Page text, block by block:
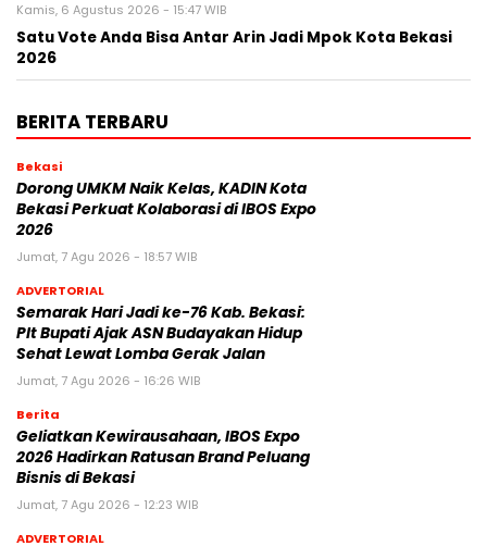
Kamis, 6 Agustus 2026 - 15:47 WIB
Satu Vote Anda Bisa Antar Arin Jadi Mpok Kota Bekasi
2026
BERITA TERBARU
Bekasi
Dorong UMKM Naik Kelas, KADIN Kota
Bekasi Perkuat Kolaborasi di IBOS Expo
2026
Jumat, 7 Agu 2026 - 18:57 WIB
ADVERTORIAL
‎Semarak Hari Jadi ke-76 Kab. Bekasi:
Plt Bupati Ajak ASN Budayakan Hidup
Sehat Lewat Lomba Gerak Jalan
Jumat, 7 Agu 2026 - 16:26 WIB
Berita
‎Geliatkan Kewirausahaan, IBOS Expo
2026 Hadirkan Ratusan Brand Peluang
Bisnis di Bekasi
Jumat, 7 Agu 2026 - 12:23 WIB
ADVERTORIAL